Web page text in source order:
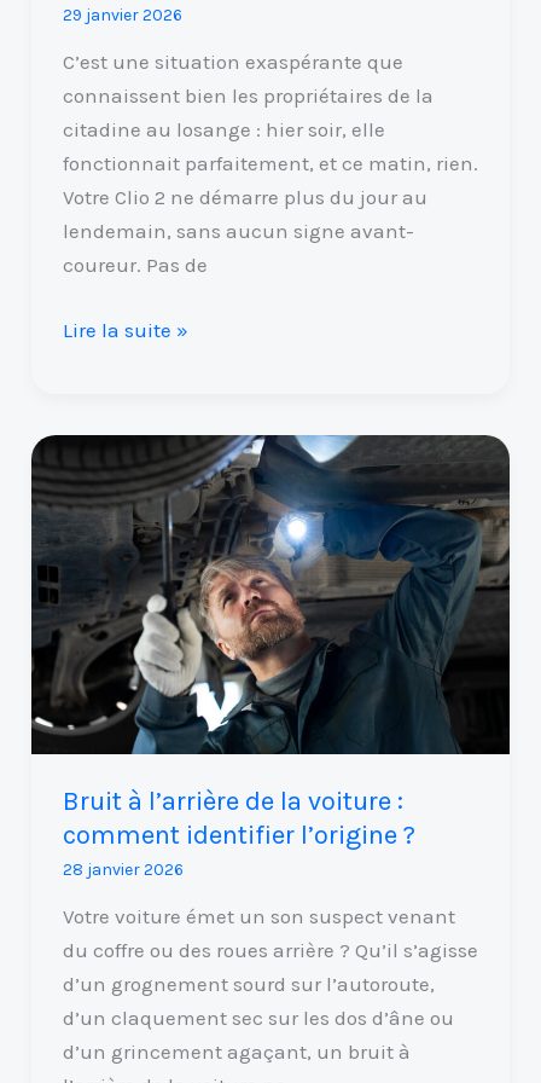
29 janvier 2026
C’est une situation exaspérante que
connaissent bien les propriétaires de la
citadine au losange : hier soir, elle
fonctionnait parfaitement, et ce matin, rien.
Votre Clio 2 ne démarre plus du jour au
lendemain, sans aucun signe avant-
coureur. Pas de
de
diagnostic
ultime
Lire la suite »
Bruit à l’arrière de la voiture :
comment identifier l’origine ?
28 janvier 2026
Votre voiture émet un son suspect venant
du coffre ou des roues arrière ? Qu’il s’agisse
d’un grognement sourd sur l’autoroute,
d’un claquement sec sur les dos d’âne ou
d’un grincement agaçant, un bruit à
Bruit
à
l’arrière
de
voiture
comment
identifier
l’origine
?